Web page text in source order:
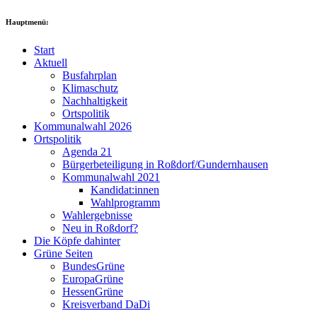
Hauptmenü:
Start
Aktuell
Busfahrplan
Klimaschutz
Nachhaltigkeit
Ortspolitik
Kommunalwahl 2026
Ortspolitik
Agenda 21
Bürgerbeteiligung in Roßdorf/Gundernhausen
Kommunalwahl 2021
Kandidat:innen
Wahlprogramm
Wahlergebnisse
Neu in Roßdorf?
Die Köpfe dahinter
Grüne Seiten
BundesGrüne
EuropaGrüne
HessenGrüne
Kreisverband DaDi